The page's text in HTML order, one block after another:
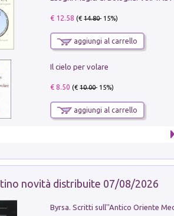
€ 12.58 (€14.80- 15%)
aggiungi al carrello
Il cielo per volare
€ 8.50 (€10.00- 15%)
aggiungi al carrello
novità distribuite 07/08/2026